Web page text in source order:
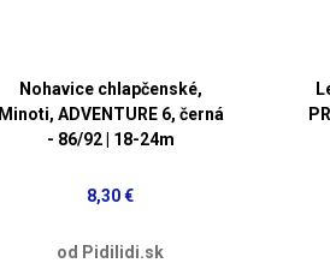
Nohavice chlapčenské,
Minoti, ADVENTURE 6, černá
- 86/92 | 18-24m
8,30 €
od Pidilidi.sk